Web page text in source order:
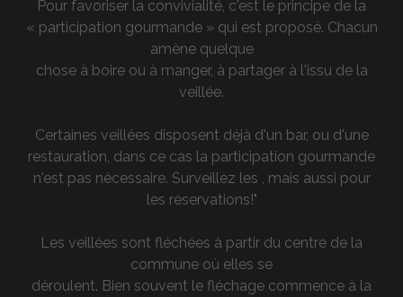
Pour favoriser la convivialité, c'est le principe de la
« participation gourmande » qui est proposé. Chacun
amène quelque
chose à boire ou à manger, à partager à l'issu de la
veillée.
Certaines veillées disposent déjà d'un bar, ou d'une
restauration, dans ce cas la participation gourmande
n'est pas nécessaire. Surveillez les , mais aussi pour
les réservations!"
Les veillées sont fléchées à partir du centre de la
commune où elles se
déroulent. Bien souvent le fléchage commence à la